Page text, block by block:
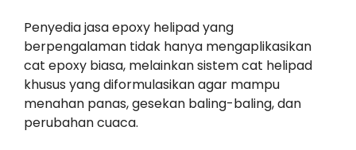
Penyedia jasa epoxy helipad yang
berpengalaman tidak hanya mengaplikasikan
cat epoxy biasa, melainkan sistem cat helipad
khusus yang diformulasikan agar mampu
menahan panas, gesekan baling-baling, dan
perubahan cuaca.